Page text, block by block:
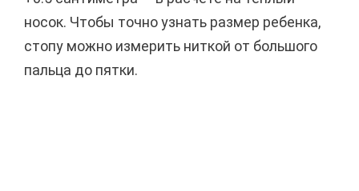
носок. Чтобы точно узнать размер ребенка,
стопу можно измерить ниткой от большого
пальца до пятки.